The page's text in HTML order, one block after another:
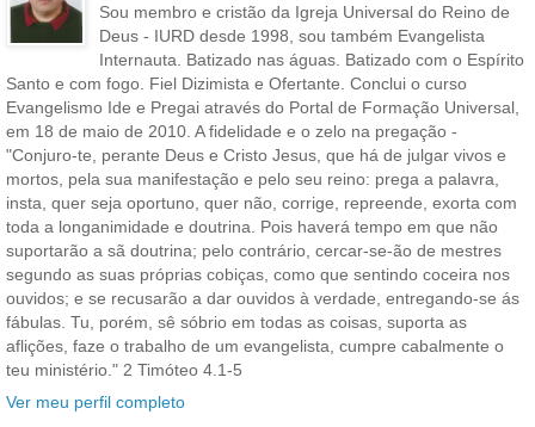
Sou membro e cristão da Igreja Universal do Reino de
Deus - IURD desde 1998, sou também Evangelista
Internauta. Batizado nas águas. Batizado com o Espírito
Santo e com fogo. Fiel Dizimista e Ofertante. Conclui o curso
Evangelismo Ide e Pregai através do Portal de Formação Universal,
em 18 de maio de 2010. A fidelidade e o zelo na pregação -
"Conjuro-te, perante Deus e Cristo Jesus, que há de julgar vivos e
mortos, pela sua manifestação e pelo seu reino: prega a palavra,
insta, quer seja oportuno, quer não, corrige, repreende, exorta com
toda a longanimidade e doutrina. Pois haverá tempo em que não
suportarão a sã doutrina; pelo contrário, cercar-se-ão de mestres
segundo as suas próprias cobiças, como que sentindo coceira nos
ouvidos; e se recusarão a dar ouvidos à verdade, entregando-se ás
fábulas. Tu, porém, sê sóbrio em todas as coisas, suporta as
aflições, faze o trabalho de um evangelista, cumpre cabalmente o
teu ministério." 2 Timóteo 4.1-5
Ver meu perfil completo